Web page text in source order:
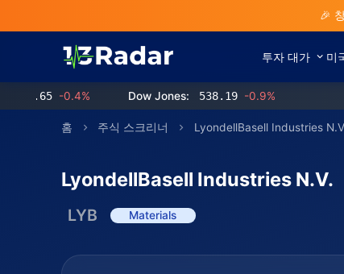
🎉
투자 대가 미
-0.4% Dow Jones: 538.19 -0.9%
홈 주식 스크리너 LyondellBasell Industries
LyondellBasell Industries N.V.
LYB Materials